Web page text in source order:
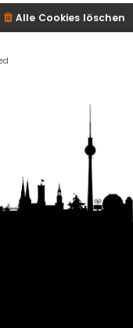
Alle Cookies löschen